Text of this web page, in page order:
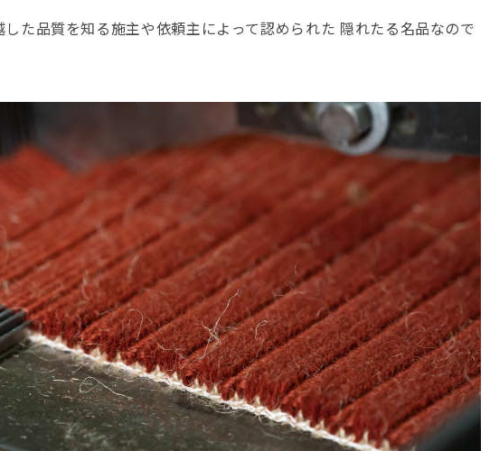
た品質を知る施主や依頼主によって認められた 隠れたる名品なので